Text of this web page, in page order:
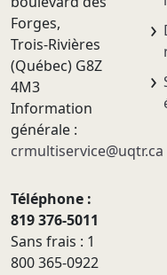
Forges,
Trois-Rivières
(Québec) G8Z
4M3
Information
générale :
crmultiservice@uqtr.ca
Téléphone :
819 376-5011
Sans frais : 1
800 365-0922